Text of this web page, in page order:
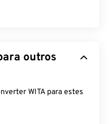
outros
WITA para estes